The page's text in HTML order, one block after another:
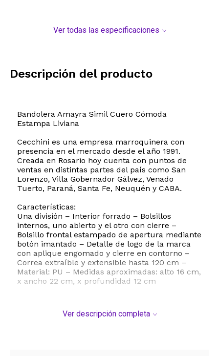
Ver todas las especificaciones
Descripción del producto
Bandolera Amayra Simil Cuero Cómoda
Estampa Liviana
Cecchini es una empresa marroquinera con
presencia en el mercado desde el año 1991.
Creada en Rosario hoy cuenta con puntos de
ventas en distintas partes del país como San
Lorenzo, Villa Gobernador Gálvez, Venado
Tuerto, Paraná, Santa Fe, Neuquén y CABA.
Características:
Una división – Interior forrado – Bolsillos
internos, uno abierto y el otro con cierre –
Bolsillo frontal estampado de apertura mediante
botón imantado – Detalle de logo de la marca
con aplique engomado y cierre en contorno –
Correa extraíble y extensible hasta 120 cm –
Material: PU – Medidas aproximadas: alto 16 cm,
x ancho 22 cm, x profundidad 12 cm
Ver descripción completa